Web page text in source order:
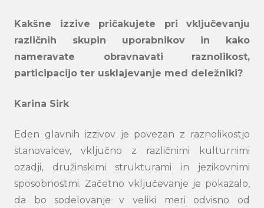
Kakšne izzive pričakujete pri vključevanju
različnih skupin uporabnikov in kako
nameravate obravnavati raznolikost,
participacijo ter usklajevanje med deležniki?
Karina Sirk
Eden glavnih izzivov je povezan z raznolikostjo
stanovalcev, vključno z različnimi kulturnimi
ozadji, družinskimi strukturami in jezikovnimi
sposobnostmi. Začetno vključevanje je pokazalo,
da bo sodelovanje v veliki meri odvisno od